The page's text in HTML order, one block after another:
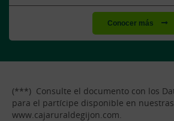
Conocer más
(***) Consulte el documento con los
para el partícipe disponible en
www.cajaruraldegijon.com.